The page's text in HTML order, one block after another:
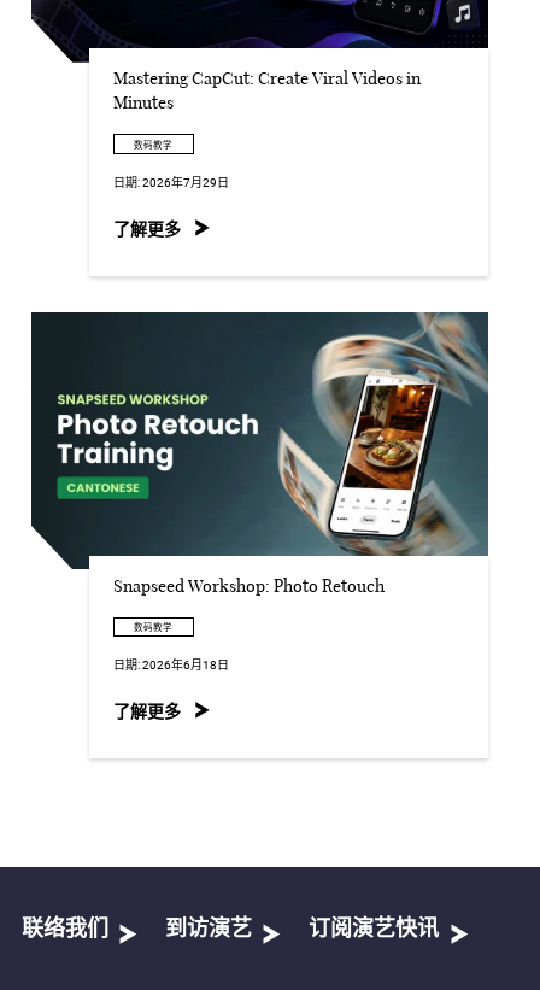
Mastering CapCut: Create Viral Videos in
Minutes
数码教学
日期:2026年7月29日
了解更多
Snapseed Workshop: Photo Retouch
数码教学
日期:2026年6月18日
了解更多
联络我们 到访演艺 订阅演艺快讯